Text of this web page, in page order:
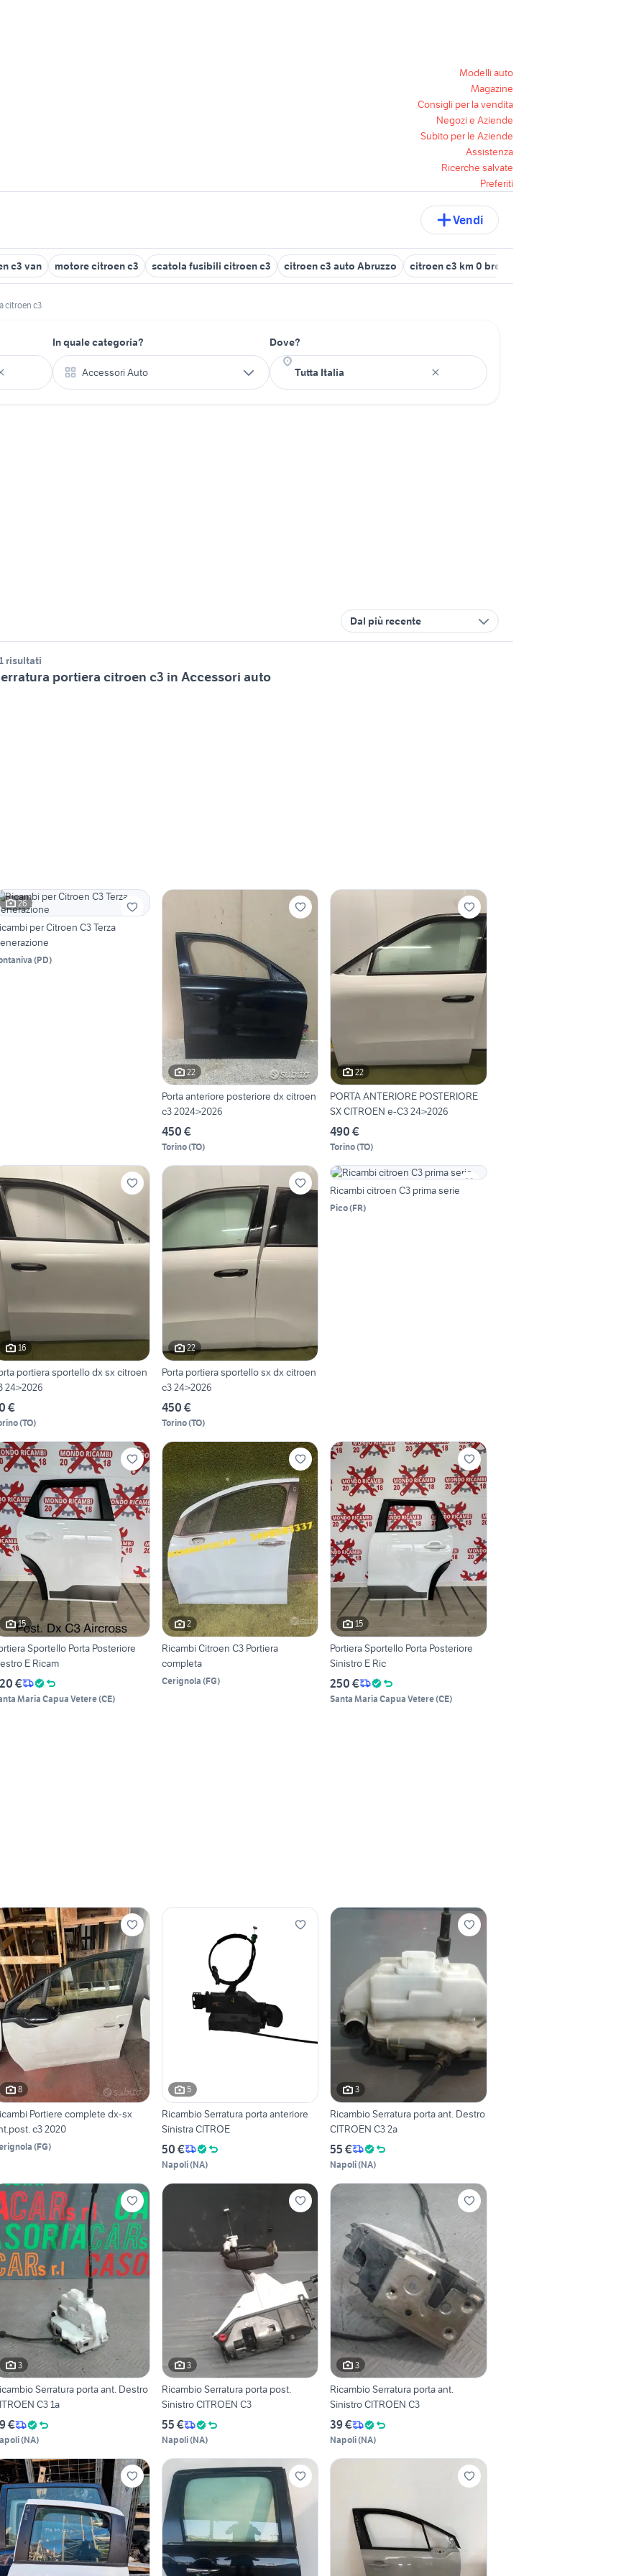
Modelli auto
Magazine
Consigli per la vendita
Negozi e Aziende
Subito per le Aziende
Assistenza
Ricerche salvate
Preferiti
Vendi
c3 van motore citroen c3 scatola fusibili citroen c3 citroen c3 auto Abruzzo citroen c3 km 0 brescia e provincia
citroen c3
In quale categoria?
Accessori Auto
Dove?
Dal più recente
risultati
portiera citroen c3 in Accessori auto
26
per Citroen C3 Terza
(PD)
22
Porta anteriore posteriore dx citroen
c3 2024>2026
450 €
Torino(TO)
22
PORTA ANTERIORE POSTERIORE
SX CITROEN e-C3 24>2026
490 €
Torino(TO)
16
portiera sportello dx sx citroen
24>2026
€
(TO)
22
Porta portiera sportello sx dx citroen
c3 24>2026
450 €
Torino(TO)
Ricambi citroen C3 prima serie
Pico(FR)
15
Sportello Porta Posteriore
E Ricam
€
Maria Capua Vetere(CE)
2
Ricambi Citroen C3 Portiera
completa
Cerignola (FG)
15
Portiera Sportello Porta Posteriore
Sinistro E Ric
250 €
Santa Maria Capua Vetere(CE)
8
Portiere complete dx-sx
c3 2020
(FG)
5
Ricambio Serratura porta anteriore
Sinistra CITROE
50 €
Napoli(NA)
3
Ricambio Serratura porta ant. Destro
CITROEN C3 2a
55 €
Napoli(NA)
3
Serratura porta ant. Destro
C3 1a
€
(NA)
3
Ricambio Serratura porta post.
Sinistro CITROEN C3
55 €
Napoli(NA)
3
Ricambio Serratura porta ant.
Sinistro CITROEN C3
39 €
Napoli(NA)